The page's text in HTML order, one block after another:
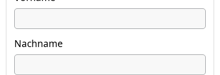
Nachname